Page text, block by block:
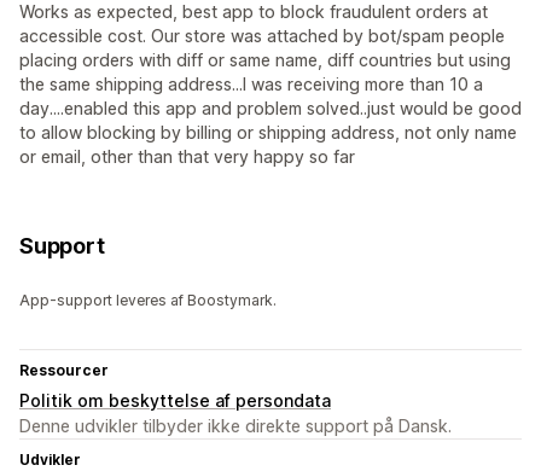
Works as expected, best app to block fraudulent orders at
accessible cost. Our store was attached by bot/spam people
placing orders with diff or same name, diff countries but using
the same shipping address...I was receiving more than 10 a
day....enabled this app and problem solved..just would be good
to allow blocking by billing or shipping address, not only name
or email, other than that very happy so far
Support
App-support leveres af Boostymark.
Ressourcer
Politik om beskyttelse af persondata
Denne udvikler tilbyder ikke direkte support på Dansk.
Udvikler